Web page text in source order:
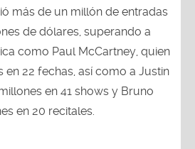
más de un millón de entradas
de dólares, superando a
como Paul McCartney, quien
en 22 fechas, así como a Justin
en 41 shows y Bruno
en 20 recitales.